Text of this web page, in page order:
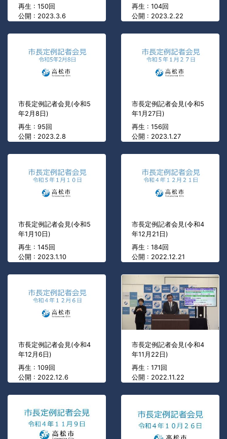
再生 : 150回
公開 : 2023.3.6
再生 : 104回
公開 : 2023.2.22
市長定例記者会見(令和5
年2月8日)
再生 : 95回
公開 : 2023.2.8
市長定例記者会見(令和5
年1月27日)
再生 : 156回
公開 : 2023.1.27
市長定例記者会見(令和5
年1月10日)
再生 : 145回
公開 : 2023.1.10
市長定例記者会見(令和4
年12月21日)
再生 : 184回
公開 : 2022.12.21
市長定例記者会見(令和4
年12月6日)
再生 : 109回
公開 : 2022.12.6
市長定例記者会見(令和4
年11月22日)
再生 : 171回
公開 : 2022.11.22